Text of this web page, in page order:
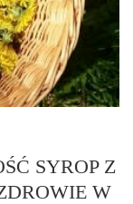
SYROP Z
W